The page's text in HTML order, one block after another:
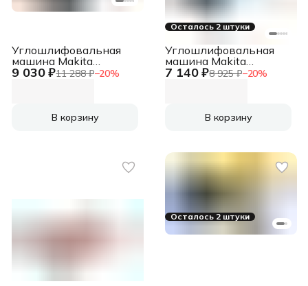
9 030 ₽11 288 ₽−20%
Углошлифовальная
машина Makita
GA5030RK 720Вт
В корзину
Осталось 2 штуки
7 140 ₽8 925 ₽−20%
Углошлифовальная
машина Makita
GA4534 720Вт 1100об/
В корзину
Осталось 2 штуки